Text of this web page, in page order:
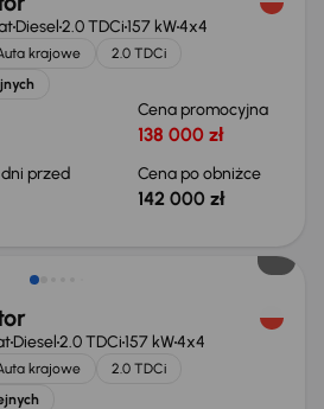
Diesel2.0 TDCi157 kW4x4
krajowe
2.0 TDCi
Cena promocyjna
138 000 zł
przed
Cena po obniżce
142 000 zł
VAT
Diesel2.0 TDCi157 kW4x4
krajowe
2.0 TDCi